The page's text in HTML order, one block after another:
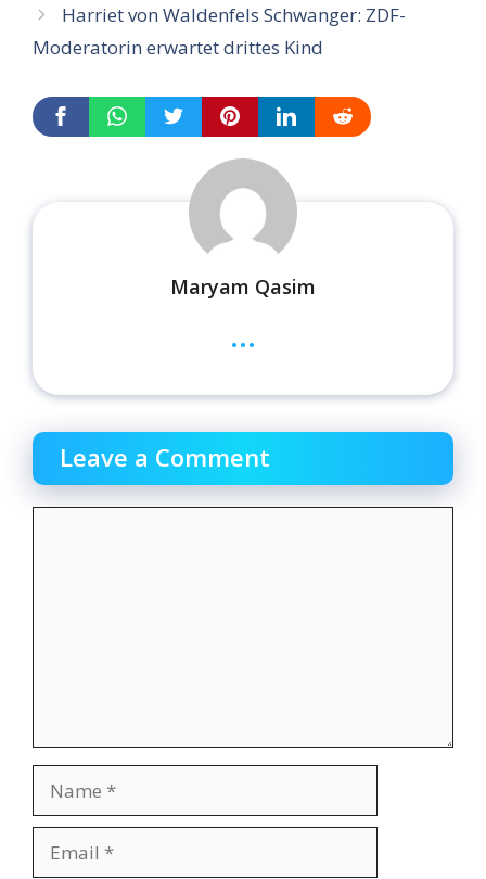
Harriet von Waldenfels Schwanger: ZDF-
Moderatorin erwartet drittes Kind
Maryam Qasim
...
Leave a Comment